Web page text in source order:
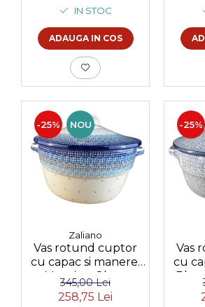
IN STOC
ADAUGA IN COS
-25% NOU
Zaliano
Vas rotund cuptor
cu capac si manere,
Morning Glory,
ceramica smaltuita,
pictata manual,
345,00 Lei
258,75 Lei
-25%
Vas
cu
Blue